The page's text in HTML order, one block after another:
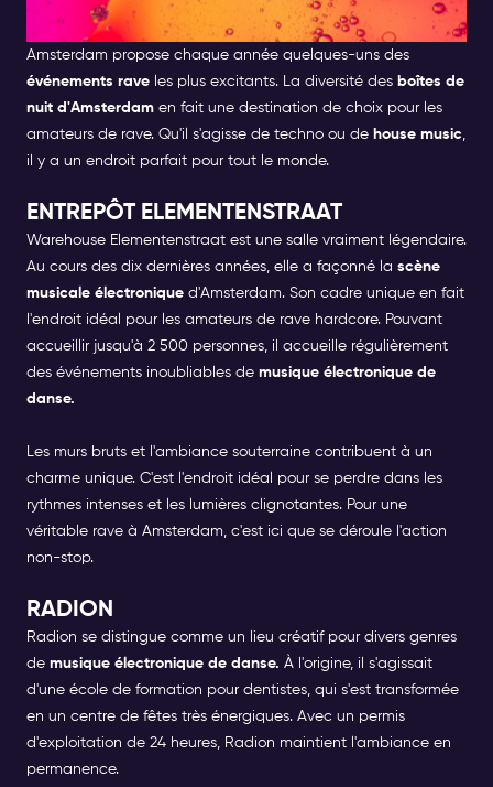
FÊTE RAVE À AMSTERDAM
Amsterdam propose chaque année quelques-uns des
événements rave les plus excitants. La diversité des boîtes de
nuit d'Amsterdam en fait une destination de choix pour les
amateurs de rave. Qu'il s'agisse de techno ou de house music,
il y a un endroit parfait pour tout le monde.
ENTREPÔT ELEMENTENSTRAAT
Warehouse Elementenstraat est une salle vraiment légendaire.
Au cours des dix dernières années, elle a façonné la scène
musicale électronique d'Amsterdam. Son cadre unique en fait
l'endroit idéal pour les amateurs de rave hardcore. Pouvant
accueillir jusqu'à 2 500 personnes, il accueille régulièrement
des événements inoubliables de musique électronique de
danse.
Les murs bruts et l'ambiance souterraine contribuent à un
charme unique. C'est l'endroit idéal pour se perdre dans les
rythmes intenses et les lumières clignotantes. Pour une
véritable rave à Amsterdam, c'est ici que se déroule l'action
non-stop.
RADION
Radion se distingue comme un lieu créatif pour divers genres
de musique électronique de danse. À l'origine, il s'agissait
d'une école de formation pour dentistes, qui s'est transformée
en un centre de fêtes très énergiques. Avec un permis
d'exploitation de 24 heures, Radion maintient l'ambiance en
permanence.